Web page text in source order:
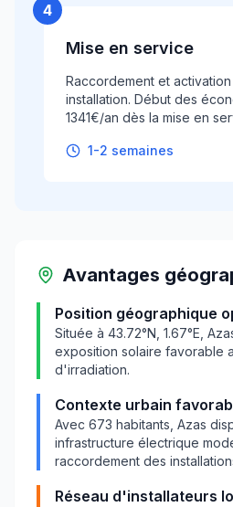
4
Mise en service
Raccordement et
installation. Début des
1341€/an dès la mise en
1-2 semaines
Avantages
Position géographique
Située à 43.72°N, 1.67°E,
exposition solaire favorable
d'irradiation.
Contexte urbain
Avec 673 habitants, Azas
infrastructure électrique
raccordement des
Réseau d'installateurs